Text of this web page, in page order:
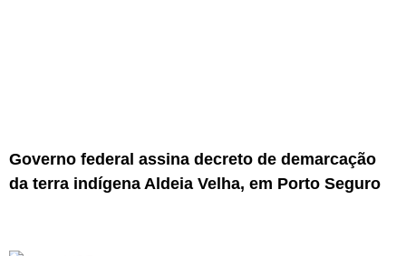
Governo federal assina decreto de demarcação
da terra indígena Aldeia Velha, em Porto Seguro